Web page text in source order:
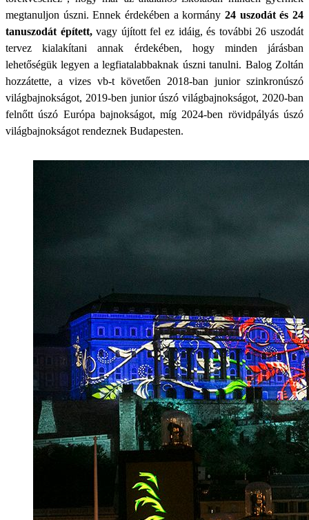
megtanuljon úszni. Ennek érdekében a kormány 24 uszodát és 24
tanuszodát épített,vagy újított fel ez idáig, és további 26 uszodát
tervez kialakítani annak érdekében, hogy minden járásban
lehetőségük legyen a legfiatalabbaknak úszni tanulni. Balog Zoltán
hozzátette, a vizes vb-t követően 2018-ban junior szinkronúszó
világbajnokságot, 2019-ben junior úszó világbajnokságot, 2020-ban
felnőtt úszó Európa bajnokságot, míg 2024-ben rövidpályás úszó
világbajnokságot rendeznek Budapesten.